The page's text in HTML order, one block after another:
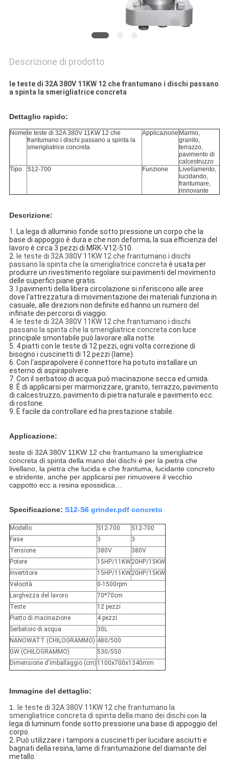
Descrizione di prodotto
le teste di 32A 380V 11KW 12 che frantumano i dischi passano
a spinta la smerigliatrice concreta
Dettaglio rapido:
Nome le teste di 32A 380V 11KW 12 che
frantumano i dischi passano a spinta la
smerigliatrice concreta
Applicazione Marmo,
granito,
terrazzo,
pavimento di
calcestruzzo
Tipo
S12-700 Funzione
Livellamento,
lucidando,
frantumare,
rinnovante
Descrizione:
1. La lega di alluminio fonde sotto pressione un corpo che la
base di appoggio è dura e che non deforma, la sua efficienza del
lavoro è circa 3 pezzi di MRK-V12-510.
2. le teste di 32A 380V 11KW 12 che frantumano i dischi
passano la spinta che la smerigliatrice concretaè usata per
produrre un rivestimento regolare sui pavimenti del movimento
delle superfici piane gratis.
3. I pavimenti della libera circolazione si riferiscono alle aree
dove l'attrezzatura di movimentazione dei materiali funziona in
casuale, alle direzioni non definite ed hanno un numero del
infinate dei percorsi di viaggio.
4. le teste di 32A 380V 11KW 12 che frantumano i dischi
passano la spinta che la smerigliatrice concretacon luce
principale smontabile può lavorare alla notte.
5. 4 piatti con le teste di 12 pezzi, ogni volta correzione di
bisogno i cuscinetti di 12 pezzi (lame).
6. Con l'aspirapolvere il connettore ha potuto installare un
esterno di aspirapolvere.
7. Con il serbatoio di acqua può macinazione secca ed umida.
8. È di applicarsi per marmorizzare, granito, terrazzo, pavimento
di calcestruzzo, pavimento di pietra naturale e pavimento ecc.
di rostone.
9. È facile da controllare ed ha prestazione stabile.
Applicazione:
teste di 32A 380V 11KW 12 che frantumano la smerigliatrice
concreta di spinta della mano dei dischi è per la pietra che
livellano, la pietra che lucida e che frantuma, lucidante concreto
e stridente, anche per applicarsi per rimuovere il vecchio
cappotto ecc a resina epossidica…
Specificazione: S12-S6 grinder.pdf concreto
Modello S12-700
S12-700
Fase
3
3
Tensione
380V
380V
Potere
15HP/11KW20HP/15KW
Invertitore
15HP/11KW20HP/15KW
Velocità
0-1500rpm
Larghezza del lavoro
70*70cm
Teste
12 pezzi
Piatto di macinazione
4 pezzi
Serbatoio di acqua
30L
NANOWATT (CHILOGRAMMO) 480/500
GW (CHILOGRAMMO)
530/550
Dimensione d'imballaggio (cm) 1100x700x1340mm
Immagine del dettaglio:
1. le teste di 32A 380V 11KW 12 che frantumano la
smerigliatrice concreta di spinta della mano dei dischi con la
lega di luminum fonde sotto pressione una base di appoggio del
corpo.
2. Può utilizzare i tamponi a cuscinetti per lucidare asciutti e
bagnati della resina, lame di frantumazione del diamante del
metallo.